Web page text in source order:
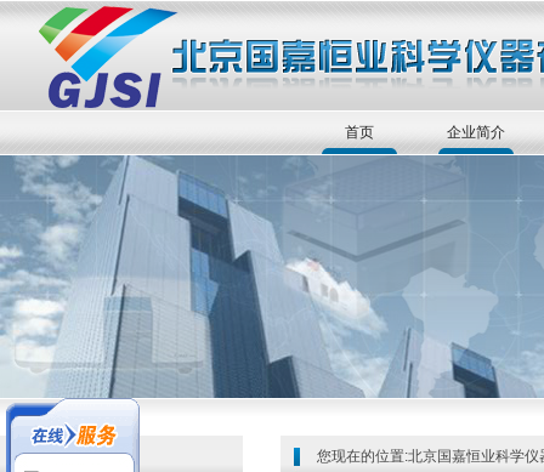
首页 企业简介
您现在的位置:北京国嘉恒业科学仪